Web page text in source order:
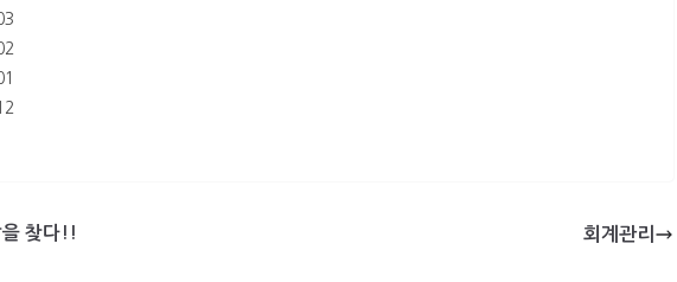
을 찾다!! 회계관리